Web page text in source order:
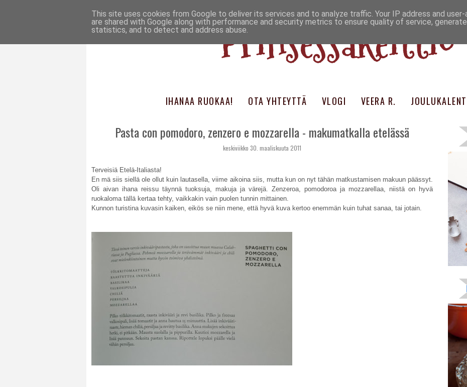
Prinsessakeittiö
IHANAA RUOKAA! OTA YHTEYTTÄ VLOGI VEERA R.
Pasta con pomodoro, zenzero e mozzarella - makumatkalla etelässä
keskiviikko 30. maaliskuuta 2011
Terveisiä Etelä-Italiasta!
En mä siis siellä ole ollut kuin lautasella, viime aikoina siis, mutta kun on nyt tähän matkustamisen makuun päässyt.
Oli aivan ihana reissu täynnä tuoksuja, makuja ja värejä. Zenzeroa, pomodoroa ja mozzarellaa, niistä on hyvä
ruokaloma tällä kertaa tehty, vaikkakin vain puolen tunnin mittainen.
Kunnon turistina kuvasin kaiken, eikös se niin mene, että hyvä kuva kertoo enemmän kuin tuhat sanaa, tai jotain.
This site uses cookies from Google to deliver its services and to analyze traffic. Your IP address and
are shared with Google along with performance and security metrics to ensure quality of service,
statistics, and to detect and address abuse.